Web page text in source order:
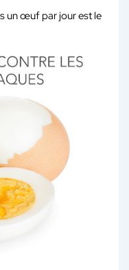
un œuf par jour est le